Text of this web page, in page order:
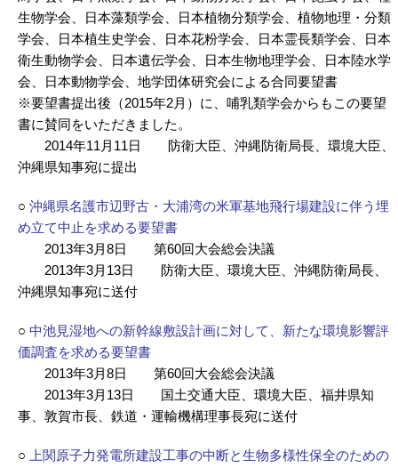
生物学会、日本藻類学会、日本植物分類学会、植物地理・分類
学会、日本植生史学会、日本花粉学会、日本霊長類学会、日本
衛生動物学会、日本遺伝学会、日本生物地理学会、日本陸水学
会、日本動物学会、地学団体研究会による合同要望書
※要望書提出後（2015年2月）に、哺乳類学会からもこの要望
書に賛同をいただきました。
2014年11月11日 防衛大臣、沖縄防衛局長、環境大臣、
沖縄県知事宛に提出
○ 沖縄県名護市辺野古・大浦湾の米軍基地飛行場建設に伴う埋
め立て中止を求める要望書
2013年3月8日 第60回大会総会決議
2013年3月13日 防衛大臣、環境大臣、沖縄防衛局長、
沖縄県知事宛に送付
○ 中池見湿地への新幹線敷設計画に対して、新たな環境影響評
価調査を求める要望書
2013年3月8日 第60回大会総会決議
2013年3月13日 国土交通大臣、環境大臣、福井県知
事、敦賀市長、鉄道・運輸機構理事長宛に送付
○
上関原子力発電所建設工事の中断と生物多様性保全のための